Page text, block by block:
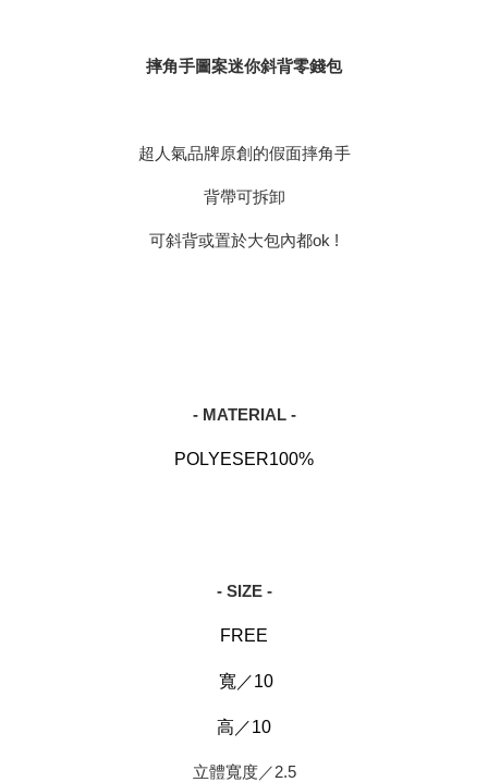
摔角手圖案迷你斜背零錢包
超人氣品牌原創的假面摔角手
背帶可拆卸
可斜背或置於大包內都ok !
- MATERIAL -
POLYESER100%
- SIZE -
FREE
寬／10
高／10
立體寬度／2.5